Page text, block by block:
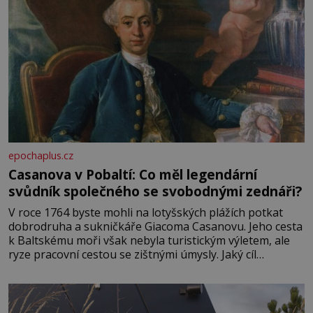
epochaplus.cz
Casanova v Pobaltí: Co měl legendární
svůdník společného se svobodnými zednáři?
V roce 1764 byste mohli na lotyšských plážích potkat
dobrodruha a sukničkáře Giacoma Casanovu. Jeho cesta
k Baltskému moři však nebyla turistickým výletem, ale
ryze pracovní cestou se zištnými úmysly. Jaký cíl
lotyšské Rigy? Casanova v Pobaltí kontaktoval tamní
zednářské lóže. Nebyl v této oblasti žádným nováčkem,